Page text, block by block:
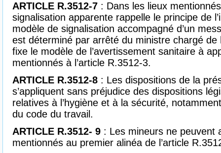
ARTICLE R.3512-7 : Dans les lieux
signalisation apparente rappelle le principe de
modèle de signalisation accompagné d’un
est déterminé par arrêté du ministre chargé
fixe le modèle de l’avertissement sanitaire à
mentionnés à l’article R.3512-3.
ARTICLE R.3512-8 : Les dispositions de la
s’appliquent sans préjudice des dispositions
relatives à l’hygiène et à la sécurité,
du code du travail.
ARTICLE R.3512- 9 : Les mineurs ne peuvent
mentionnés au premier alinéa de l’article